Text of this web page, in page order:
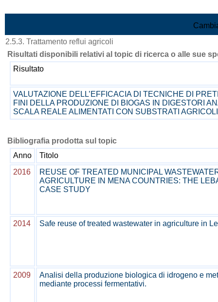
2.5.3. Trattamento reflui agricoli
Risultati disponibili relativi al topic di ricerca o alle sue
Risultato
VALUTAZIONE DELL’EFFICACIA DI TECNICHE DI
FINI DELLA PRODUZIONE DI BIOGAS IN DIGESTORI
SCALA REALE ALIMENTATI CON SUBSTRATI
Bibliografia prodotta sul topic
Anno
Titolo
2016
REUSE OF TREATED MUNICIPAL
AGRICULTURE IN MENA COUNTRIES: THE
CASE STUDY
2014 Safe reuse of treated wastewater in agriculture in
2009
Analisi della produzione biologica di idrogeno e
mediante processi fermentativi.